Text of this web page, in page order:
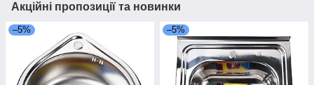
Акційні пропозиції та новинки
–5% –5%